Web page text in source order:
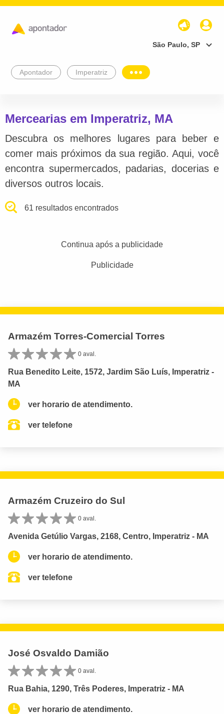
São Paulo, SP
Apontador Imperatriz
Mercearias em Imperatriz, MA
Descubra os melhores lugares para beber e
comer mais próximos da sua região. Aqui, você
encontra supermercados, padarias, docerias e
diversos outros locais.
61 resultados encontrados
Continua após a publicidade
Publicidade
Armazém Torres-Comercial Torres
0 aval.
Rua Benedito Leite, 1572, Jardim São Luís, Imperatriz -
MA
ver horario de atendimento.
ver telefone
Armazém Cruzeiro do Sul
0 aval.
Avenida Getúlio Vargas, 2168, Centro, Imperatriz - MA
ver horario de atendimento.
ver telefone
José Osvaldo Damião
0 aval.
Rua Bahia, 1290, Três Poderes, Imperatriz - MA
ver horario de atendimento.